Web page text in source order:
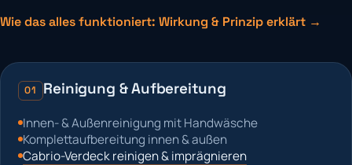
Wie das alles funktioniert: Wirkung & Prinzip erklärt →
01 Reinigung & Aufbereitung
Innen- & Außenreinigung mit Handwäsche
Komplettaufbereitung innen & außen
Cabrio-Verdeck reinigen & imprägnieren